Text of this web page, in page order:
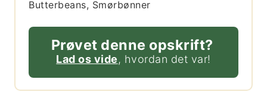
Butterbeans, Smørbønner
Prøvet denne opskrift?
Lad os vide, hvordan det var!